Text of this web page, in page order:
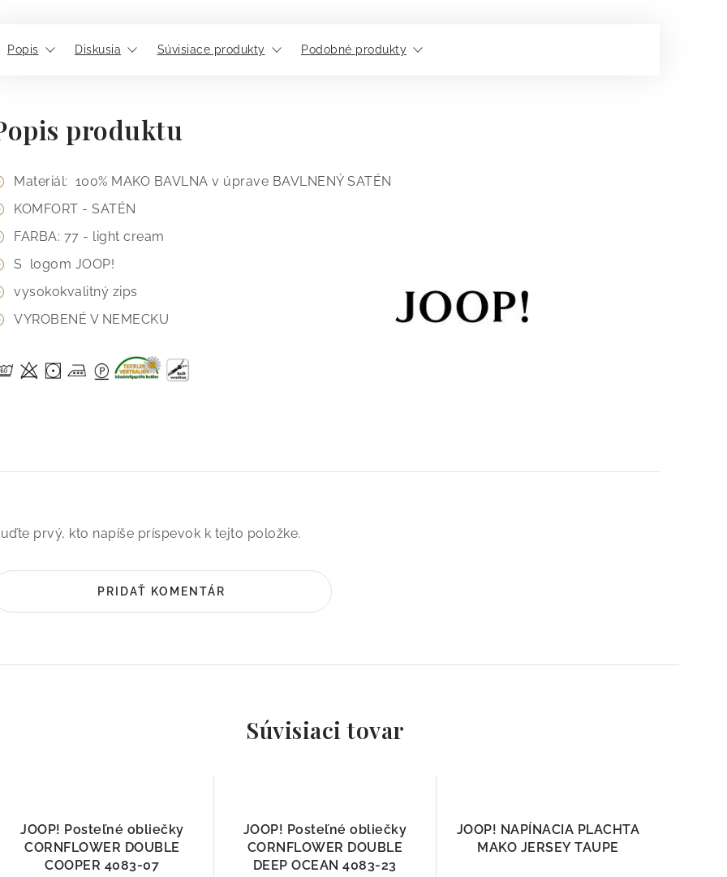
Popis Diskusia Súvisiace produkty Podobné produkty
produktu
Materiál: 100% MAKO BAVLNA v úprave BAVLNENÝ SATÉN
KOMFORT - SATÉN
FARBA: 77 - light cream
S logom JOOP!
vysokokvalitný zips
VYROBENÉ V NEMECKU
prvý, kto napíše príspevok k tejto položke.
PRIDAŤ KOMENTÁR
Súvisiaci tovar
JOOP! Posteľné obliečky
CORNFLOWER DOUBLE
COOPER 4083-07
JOOP! Posteľné obliečky
CORNFLOWER DOUBLE
DEEP OCEAN 4083-23
JOOP! NAPÍNACIA PLACHTA
MAKO JERSEY TAUPE